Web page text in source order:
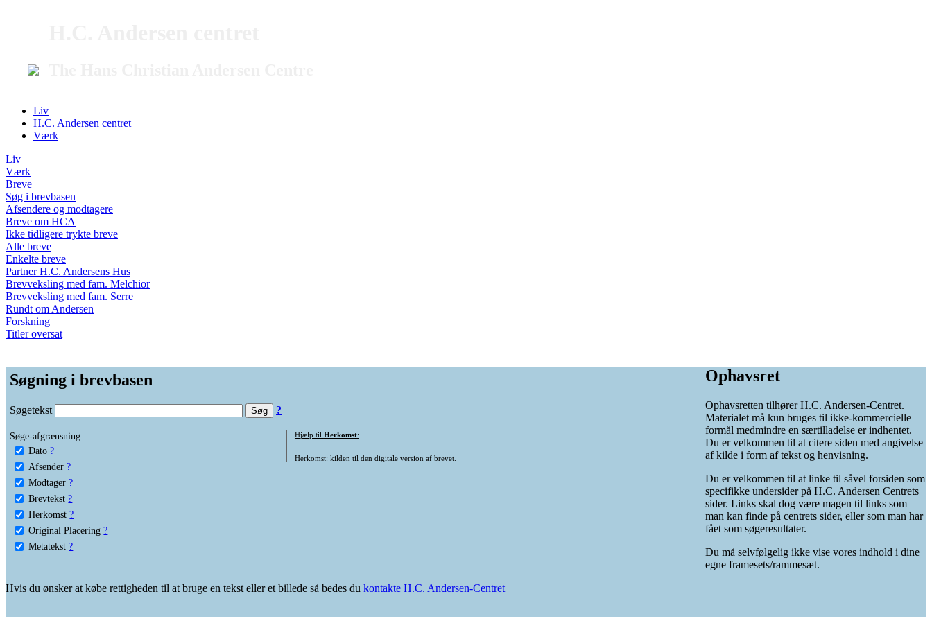
Liv
H.C. Andersen centret
Værk
Liv
Værk
Breve
Søg i brevbasen
Afsendere og modtagere
Breve om HCA
Ikke tidligere trykte breve
Alle breve
Enkelte breve
Partner H.C. Andersens Hus
Brevveksling med fam. Melchior
Brevveksling med fam. Serre
Rundt om Andersen
Forskning
Titler oversat
Søgning i brevbasen
Søgetekst ?
Søge-afgrænsning:
Dato ?
Afsender ?
Modtager ?
Brevtekst ?
Herkomst ?
Original Placering ?
Metatekst ?
Hjælp til Herkomst:
Herkomst: kilden til den digitale version af brevet.
Ophavsret
Ophavsretten tilhører H.C. Andersen-Centret.
Materialet må kun bruges til ikke-kommercielle
formål medmindre en særtilladelse er indhentet.
Du er velkommen til at citere siden med angivelse
af kilde i form af tekst og henvisning.
Du er velkommen til at linke til såvel forsiden som
specifikke undersider på H.C. Andersen Centrets
sider. Links skal dog være magen til links som
man kan finde på centrets sider, eller som man har
fået som søgeresultater.
Du må selvfølgelig ikke vise vores indhold i dine
egne framesets/rammesæt.
Hvis du ønsker at købe rettigheden til at bruge en tekst eller et billede så bedes du kontakte H.C. Andersen-Centret